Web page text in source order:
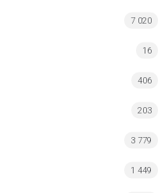
7 020
16
406
203
3 779
1 449